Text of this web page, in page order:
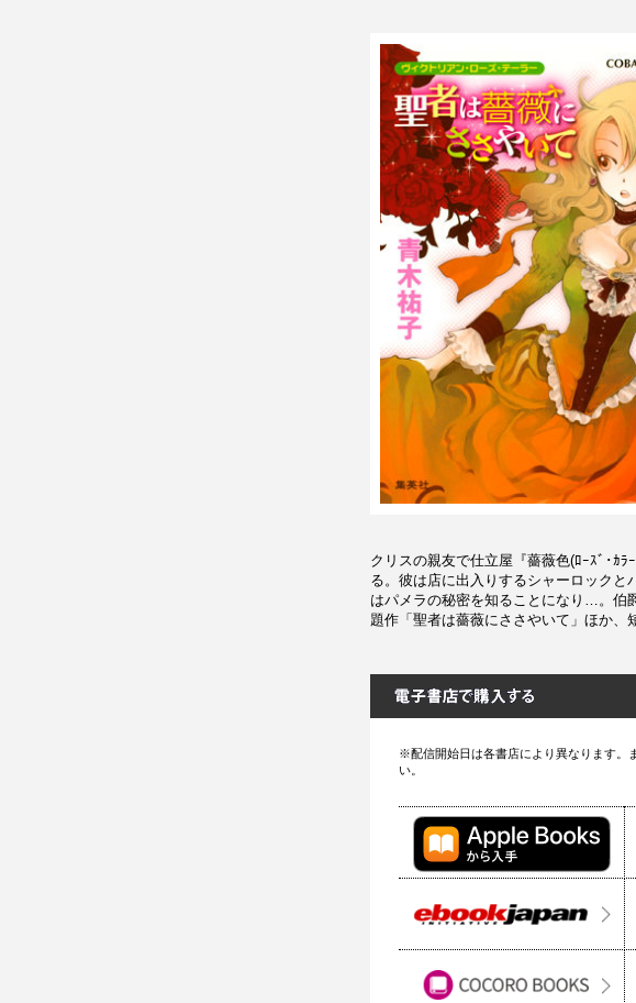
クリスの親友で仕立屋『薔薇色(ﾛｰｽﾞ･ｶ
る。彼は店に出入りするシャーロック
はパメラの秘密を知ることになり…。
題作「聖者は薔薇にささやいて」ほか、
※配信開始日は各書店により異なります。
い。